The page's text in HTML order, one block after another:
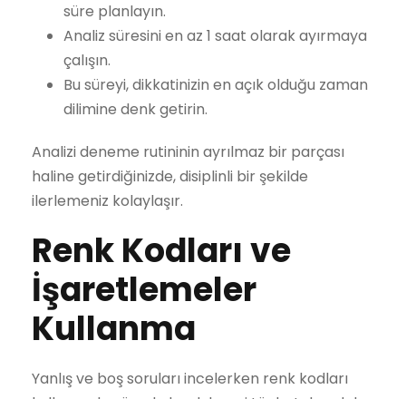
süre planlayın.
Analiz süresini en az 1 saat olarak ayırmaya
çalışın.
Bu süreyi, dikkatinizin en açık olduğu zaman
dilimine denk getirin.
Analizi deneme rutininin ayrılmaz bir parçası
haline getirdiğinizde, disiplinli bir şekilde
ilerlemeniz kolaylaşır.
Renk Kodları ve
İşaretlemeler
Kullanma
Yanlış ve boş soruları incelerken renk kodları